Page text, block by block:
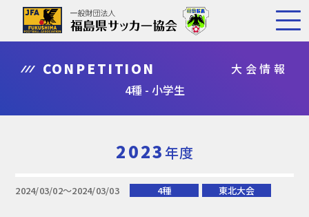
CONPETITION
大会情報
4種 - 小学生
2023年度
2024/03/02〜2024/03/03 4種 東北大会